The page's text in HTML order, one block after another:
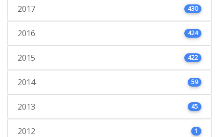
2017 430
2016 424
2015 422
2014 59
2013 45
2012 1